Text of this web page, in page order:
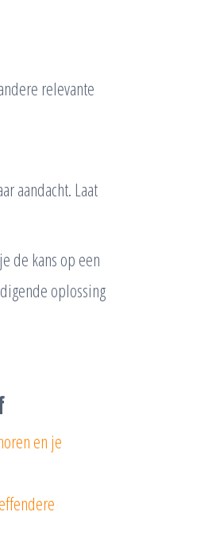
relevante
aandacht. Laat
de kans op een
oplossing
en je